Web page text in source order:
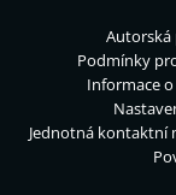
Autorská
Podmínky
Informace
Jednotná kontaktní